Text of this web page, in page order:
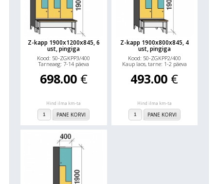
Z-kapp 1900x1200x845, 6
ust, pingiga
Kood: 50-ZGKPP3/400
Tarneaeg: 7-14 päeva
698.00 €
Hind ilma km-ta
PANE KORVI
Z-kapp 1900x800x845, 4
ust, pingiga
Kood: 50-ZGKPP2/400
Kaup laos, tarne: 1-2 päeva
493.00 €
Hind ilma km-ta
PANE KORVI